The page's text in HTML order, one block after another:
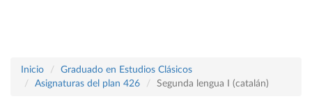
Inicio
Graduado en Estudios Clásicos
Asignaturas del plan 426
Segunda lengua I (catalán)